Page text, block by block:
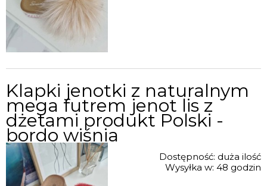
Klapki jenotki z naturalnym
mega futrem jenot lis z
dżetami produkt Polski -
bordo wiśnia
Dostępność: duża ilość
Wysyłka w: 48 godzin